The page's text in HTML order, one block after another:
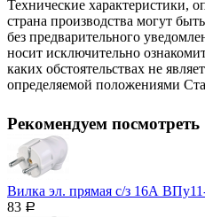
Технические характеристики,
страна производства могут
без предварительного
носит исключительно
каких обстоятельствах не
определяемой положениями
Рекомендуем посмотреть
Вилка эл. прямая с/з 16А
83 Р